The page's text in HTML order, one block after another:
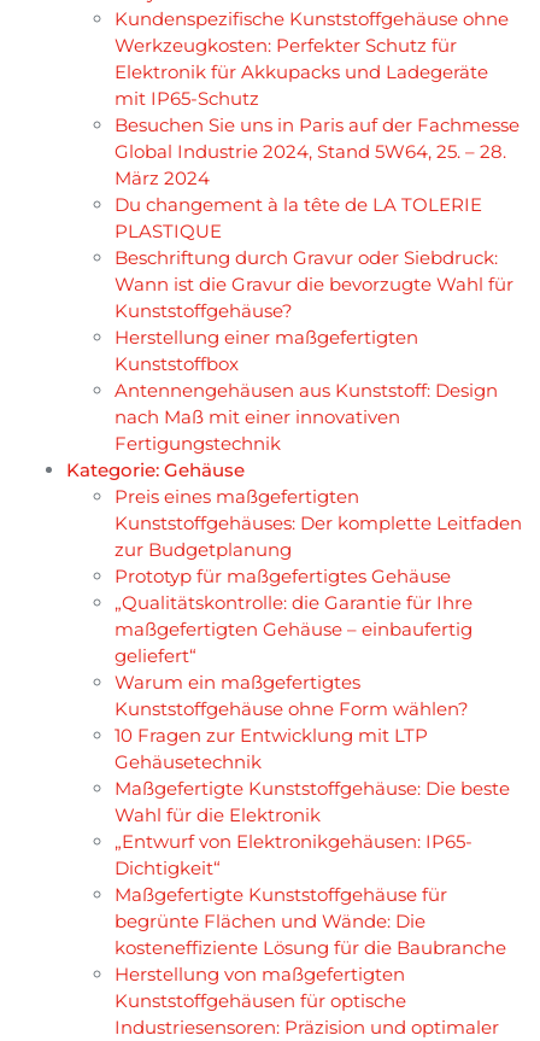
Kundenspezifische Kunststoffgehäuse ohne
Werkzeugkosten: Perfekter Schutz für
Elektronik für Akkupacks und Ladegeräte
mit IP65-Schutz
Besuchen Sie uns in Paris auf der Fachmesse
Global Industrie 2024, Stand 5W64, 25. – 28.
März 2024
Du changement à la tête de LA TOLERIE
PLASTIQUE
Beschriftung durch Gravur oder Siebdruck:
Wann ist die Gravur die bevorzugte Wahl für
Kunststoffgehäuse?
Herstellung einer maßgefertigten
Kunststoffbox
Antennengehäusen aus Kunststoff: Design
nach Maß mit einer innovativen
Fertigungstechnik
Kategorie: Gehäuse
Preis eines maßgefertigten
Kunststoffgehäuses: Der komplette Leitfaden
zur Budgetplanung
Prototyp für maßgefertigtes Gehäuse
„Qualitätskontrolle: die Garantie für Ihre
maßgefertigten Gehäuse – einbaufertig
geliefert“
Warum ein maßgefertigtes
Kunststoffgehäuse ohne Form wählen?
10 Fragen zur Entwicklung mit LTP
Gehäusetechnik
Maßgefertigte Kunststoffgehäuse: Die beste
Wahl für die Elektronik
„Entwurf von Elektronikgehäusen: IP65-
Dichtigkeit“
Maßgefertigte Kunststoffgehäuse für
begrünte Flächen und Wände: Die
kosteneffiziente Lösung für die Baubranche
Herstellung von maßgefertigten
Kunststoffgehäusen für optische
Industriesensoren: Präzision und optimaler